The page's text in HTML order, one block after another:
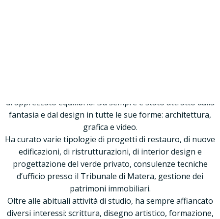
di apprezzato equilibrio. Da sempre è stato attratto dalla
fantasia e dal design in tutte le sue forme: architettura,
grafica e video.
Ha curato varie tipologie di progetti di restauro, di nuove
edificazioni, di ristrutturazioni, di interior design e
progettazione del verde privato, consulenze tecniche
d’ufficio presso il Tribunale di Matera, gestione dei
patrimoni immobiliari.
Oltre alle abituali attività di studio, ha sempre affiancato
diversi interessi: scrittura, disegno artistico, formazione,